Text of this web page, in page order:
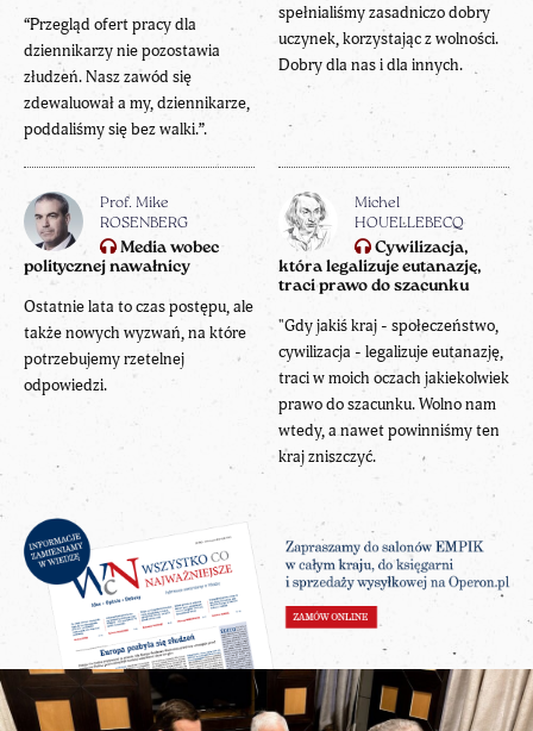
“Przegląd ofert pracy dla
dziennikarzy nie pozostawia
złudzeń. Nasz zawód się
zdewaluował a my, dziennikarze,
poddaliśmy się bez walki.”.
spełnialiśmy zasadniczo dobry
uczynek, korzystając z wolności.
Dobry dla nas i dla innych.
Prof. Mike
ROSENBERG
Media wobec
politycznej nawałnicy
Ostatnie lata to czas postępu, ale
także nowych wyzwań, na które
potrzebujemy rzetelnej
odpowiedzi.
Michel
HOUELLEBECQ
Cywilizacja,
która legalizuje eutanazję,
traci prawo do szacunku
"Gdy jakiś kraj - społeczeństwo,
cywilizacja - legalizuje eutanazję,
traci w moich oczach jakiekolwiek
prawo do szacunku. Wolno nam
wtedy, a nawet powinniśmy ten
kraj zniszczyć.